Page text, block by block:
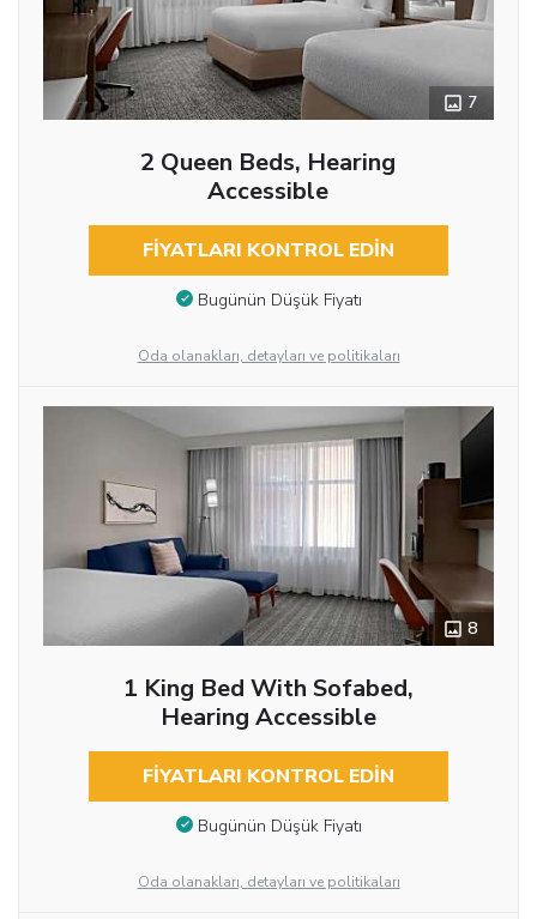
7
2 Queen Beds, Hearing
Accessible
FIYATLARI KONTROL EDIN
Bugünün Düşük Fiyatı
Oda olanakları, detayları ve politikaları
8
1 King Bed With Sofabed,
Hearing Accessible
FIYATLARI KONTROL EDIN
Bugünün Düşük Fiyatı
Oda olanakları, detayları ve politikaları